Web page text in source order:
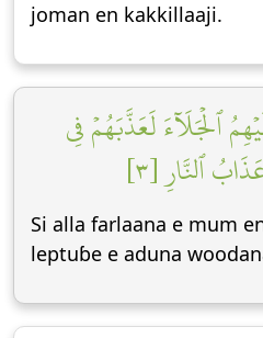
joman en kakkillaaji.
ٱلۡجَلَآءَ لَعَذَّبَهُمۡ فِي
ٱلنَّارِ [٣]
Si alla farlaana e mum
leptuɓe e aduna